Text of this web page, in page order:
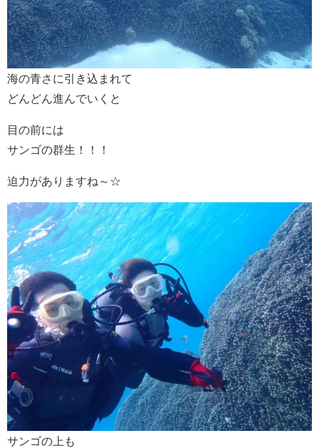
海の青さに引き込まれて
どんどん進んでいくと
目の前には
サンゴの群生！！！
迫力がありますね～☆
サンゴの上も